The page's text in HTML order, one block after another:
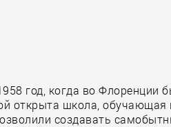
год, когда во
открыта школа,
создавать